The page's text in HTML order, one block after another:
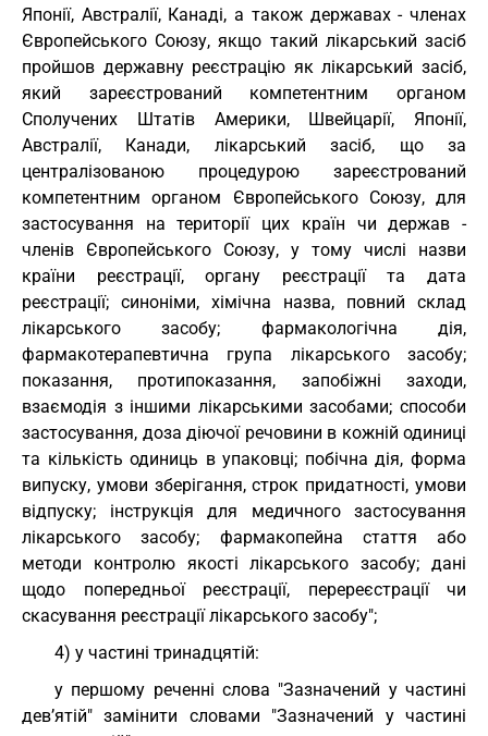
Японії, Австралії, Канаді, а також державах - членах
Європейського Союзу, якщо такий лікарський засіб
пройшов державну реєстрацію як лікарський засіб,
який зареєстрований компетентним органом
Сполучених Штатів Америки, Швейцарії, Японії,
Австралії, Канади, лікарський засіб, що за
централізованою процедурою зареєстрований
компетентним органом Європейського Союзу, для
застосування на території цих країн чи держав -
членів Європейського Союзу, у тому числі назви
країни реєстрації, органу реєстрації та дата
реєстрації; синоніми, хімічна назва, повний склад
лікарського засобу; фармакологічна дія,
фармакотерапевтична група лікарського засобу;
показання, протипоказання, запобіжні заходи,
взаємодія з іншими лікарськими засобами; способи
застосування, доза діючої речовини в кожній одиниці
та кількість одиниць в упаковці; побічна дія, форма
випуску, умови зберігання, строк придатності, умови
відпуску; інструкція для медичного застосування
лікарського засобу; фармакопейна стаття або
методи контролю якості лікарського засобу; дані
щодо попередньої реєстрації, перереєстрації чи
скасування реєстрації лікарського засобу";
4) у частині тринадцятій:
у першому реченні слова "Зазначений у частині
дев’ятій" замінити словами "Зазначений у частині